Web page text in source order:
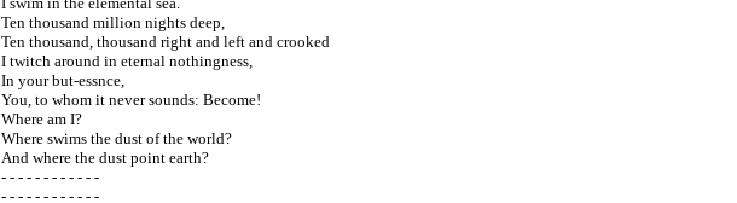
Ten thousand million nights deep,
Ten thousand, thousand right and left and crooked
I twitch around in eternal nothingness,
In your but-essnce,
You, to whom it never sounds: Become!
Where am I?
Where swims the dust of the world?
And where the dust point earth?
- - - - - - - - - - - -
- - - - - - - - - - - -